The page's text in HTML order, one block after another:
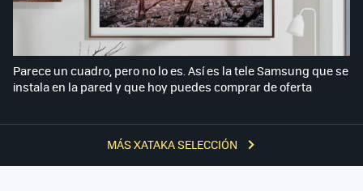
MÁS XATAKA SELECCIÓN
Parece un cuadro, pero no lo es. Así es la tele Samsung que se
instala en la pared y que hoy puedes comprar de oferta